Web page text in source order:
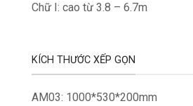
Chữ I: cao từ 3.8 – 6.7m
KÍCH THƯỚC XẾP GỌN
AM03: 1000*530*200mm